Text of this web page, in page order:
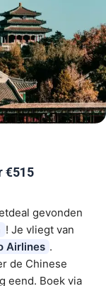
€515
gevonden
! Je vliegt van
Airlines .
de Chinese
eend. Boek via